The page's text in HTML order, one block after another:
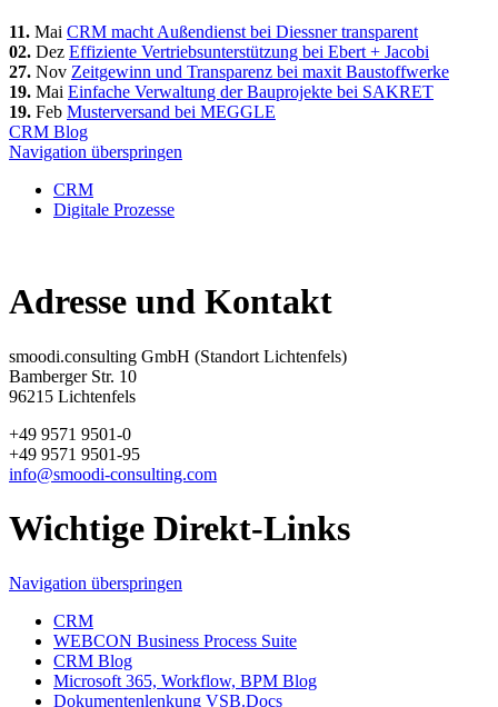
11. Mai CRM macht Außendienst bei Diessner transparent
02. Dez Effiziente Vertriebsunterstützung bei Ebert + Jacobi
27. Nov Zeitgewinn und Transparenz bei maxit Baustoffwerke
19. Mai Einfache Verwaltung der Bauprojekte bei SAKRET
19. Feb Musterversand bei MEGGLE
CRM Blog
Navigation überspringen
CRM
Digitale Prozesse
Adresse und Kontakt
smoodi.consulting GmbH (Standort Lichtenfels)
Bamberger Str. 10
96215 Lichtenfels
+49 9571 9501-0
+49 9571 9501-95
info@smoodi-consulting.com
Wichtige Direkt-Links
Navigation überspringen
CRM
WEBCON Business Process Suite
CRM Blog
Microsoft 365, Workflow, BPM Blog
Dokumentenlenkung VSB.Docs